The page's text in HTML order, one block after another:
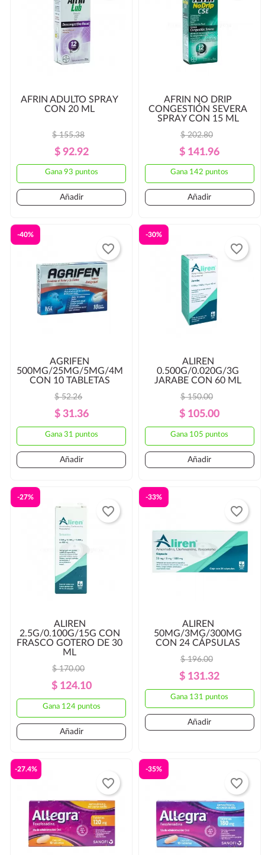
AFRIN ADULTO SPRAY
CON 20 ML
Precio
Regular
$ 155.38
Precio
$ 92.92
Gana 93 puntos
Añadir
AFRIN NO DRIP
CONGESTIÓN SEVERA
SPRAY CON 15 ML
Precio
Regular
$ 202.80
Precio
$ 141.96
Gana 142 puntos
Añadir
AGRIFEN
500MG/25MG/5MG/4MG
CON 10 TABLETAS
Precio
Regular
$ 52.26
Precio
$ 31.36
Gana 31 puntos
-40%
Añadir
favorite_border
ALIREN
0.500G/0.020G/3G
JARABE CON 60 ML
Precio
Regular
$ 150.00
Precio
$ 105.00
Gana 105 puntos
-30%
Añadir
favorite_border
ALIREN
2.5G/0.100G/15G CON
FRASCO GOTERO DE 30
ML
Precio
Regular
$ 170.00
Precio
$ 124.10
Gana 124 puntos
-27%
Añadir
favorite_border
ALIREN
50MG/3MG/300MG
CON 24 CÁPSULAS
Precio
Regular
$ 196.00
Precio
$ 131.32
Gana 131 puntos
-33%
Añadir
favorite_border
-27.4%
favorite_border
-35%
favorite_border